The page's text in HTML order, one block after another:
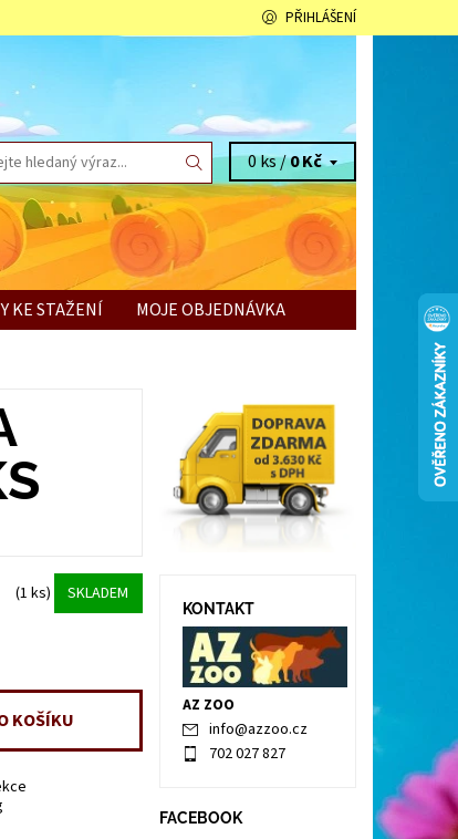
PŘIHLÁŠENÍ
0 ks /0 Kč
KE STAŽENÍ
MOJE OBJEDNÁVKA
(1 ks) SKLADEM
KONTAKT
AZ ZOO
info@azzoo.cz
702 027 827
FACEBOOK